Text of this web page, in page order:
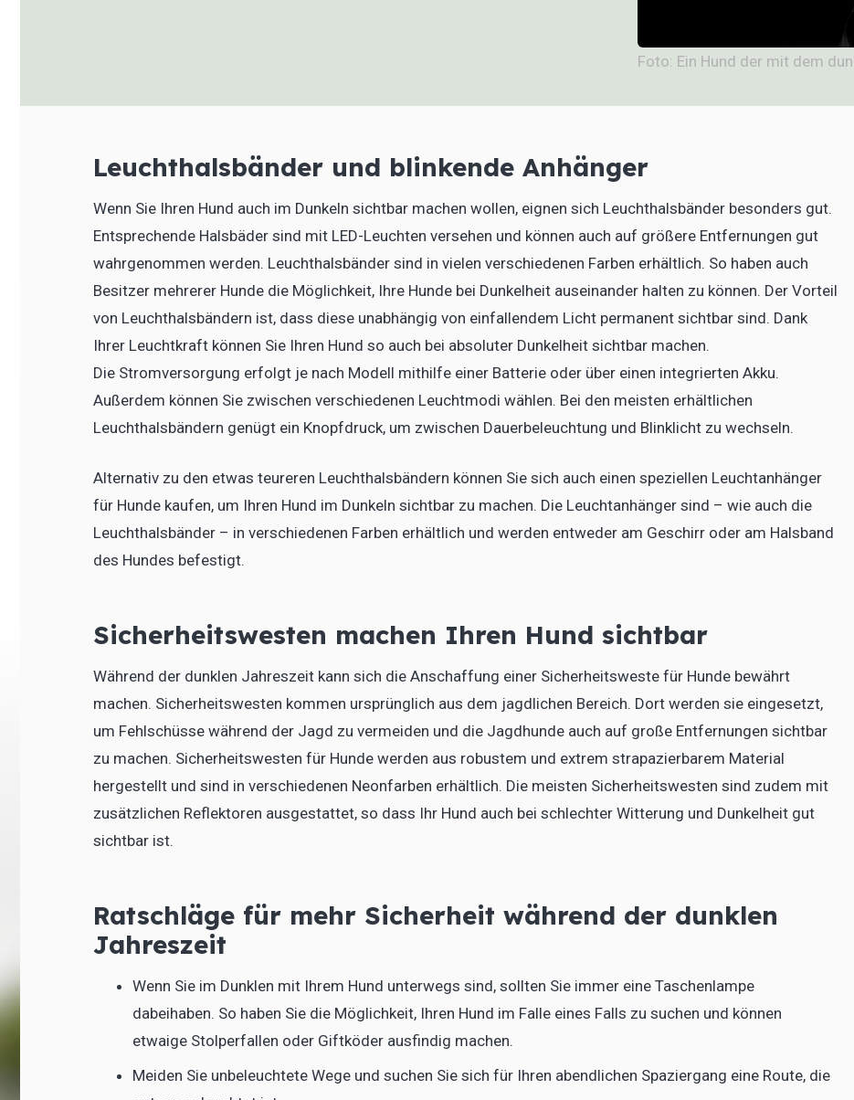
Foto: Ein Hund der mit dem
Leuchthalsbänder und blinkende Anhänger
Wenn Sie Ihren Hund auch im Dunkeln sichtbar machen wollen, eignen sich Leuchthalsbänder besonders gut.
Entsprechende Halsbäder sind mit LED-Leuchten versehen und können auch auf größere Entfernungen gut
wahrgenommen werden. Leuchthalsbänder sind in vielen verschiedenen Farben erhältlich. So haben auch
Besitzer mehrerer Hunde die Möglichkeit, Ihre Hunde bei Dunkelheit auseinander halten zu können. Der Vorteil
von Leuchthalsbändern ist, dass diese unabhängig von einfallendem Licht permanent sichtbar sind. Dank
Ihrer Leuchtkraft können Sie Ihren Hund so auch bei absoluter Dunkelheit sichtbar machen.
Die Stromversorgung erfolgt je nach Modell mithilfe einer Batterie oder über einen integrierten Akku.
Außerdem können Sie zwischen verschiedenen Leuchtmodi wählen. Bei den meisten erhältlichen
Leuchthalsbändern genügt ein Knopfdruck, um zwischen Dauerbeleuchtung und Blinklicht zu wechseln.
Alternativ zu den etwas teureren Leuchthalsbändern können Sie sich auch einen speziellen Leuchtanhänger
für Hunde kaufen, um Ihren Hund im Dunkeln sichtbar zu machen. Die Leuchtanhänger sind – wie auch die
Leuchthalsbänder – in verschiedenen Farben erhältlich und werden entweder am Geschirr oder am Halsband
des Hundes befestigt.
Sicherheitswesten machen Ihren Hund sichtbar
Während der dunklen Jahreszeit kann sich die Anschaffung einer Sicherheitsweste für Hunde bewährt
machen. Sicherheitswesten kommen ursprünglich aus dem jagdlichen Bereich. Dort werden sie eingesetzt,
um Fehlschüsse während der Jagd zu vermeiden und die Jagdhunde auch auf große Entfernungen sichtbar
zu machen. Sicherheitswesten für Hunde werden aus robustem und extrem strapazierbarem Material
hergestellt und sind in verschiedenen Neonfarben erhältlich. Die meisten Sicherheitswesten sind zudem mit
zusätzlichen Reflektoren ausgestattet, so dass Ihr Hund auch bei schlechter Witterung und Dunkelheit gut
sichtbar ist.
Ratschläge für mehr Sicherheit während der dunklen
Jahreszeit
Wenn Sie im Dunklen mit Ihrem Hund unterwegs sind, sollten Sie immer eine Taschenlampe
dabeihaben. So haben Sie die Möglichkeit, Ihren Hund im Falle eines Falls zu suchen und können
etwaige Stolperfallen oder Giftköder ausfindig machen.
Meiden Sie unbeleuchtete Wege und suchen Sie sich für Ihren abendlichen Spaziergang eine Route, die